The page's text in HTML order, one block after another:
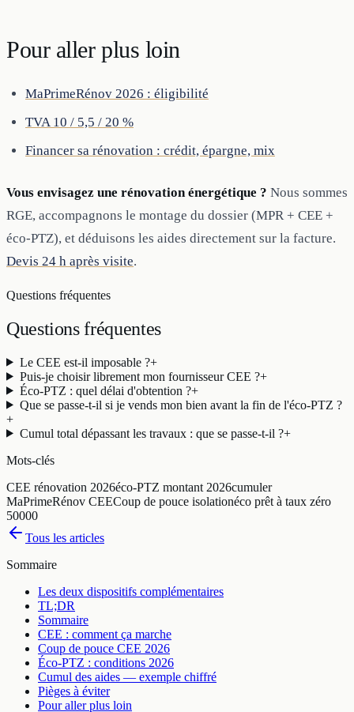
Pour aller plus loin
MaPrimeRénov 2026 : éligibilité
TVA 10 / 5,5 / 20 %
Financer sa rénovation : crédit, épargne, mix
Vous envisagez une rénovation énergétique ? Nous sommes
RGE, accompagnons le montage du dossier (MPR + CEE +
éco-PTZ), et déduisons les aides directement sur la facture.
Devis 24 h après visite.
Questions fréquentes
Questionsfréquentes
Le CEE est-il imposable ?+
Puis-je choisir librement mon fournisseur CEE ?+
Éco-PTZ : quel délai d'obtention ?+
Que se passe-t-il si je vends mon bien avant la fin de l'éco-PTZ ?
+
Cumul total dépassant les travaux : que se passe-t-il ?+
Mots-clés
CEE rénovation 2026éco-PTZ montant 2026cumuler
MaPrimeRénov CEECoup de pouce isolationéco prêt à taux zéro
50000
Tous les articles
Sommaire
Les deux dispositifs complémentaires
TL;DR
Sommaire
CEE : comment ça marche
Coup de pouce CEE 2026
Éco-PTZ : conditions 2026
Cumul des aides — exemple chiffré
Pièges à éviter
Pour aller plus loin